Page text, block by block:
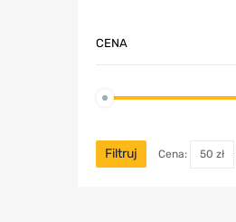
CENA
Filtruj Cena: 50 zł